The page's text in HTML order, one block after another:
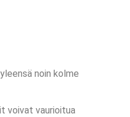
noin kolme
voivat vaurioitua